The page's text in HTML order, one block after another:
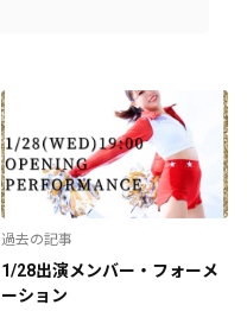
過去の記事
1/28出演メンバー・フォーメ
ーション